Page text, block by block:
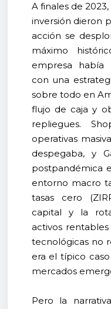
A finales de
inversión dieron
acción se
máximo
empresa había
con una
sobre todo en
flujo de caja y
repliegues.
operativas
despegaba, y
postpandémica
entorno macro
tasas cero
capital y la
activos
tecnológicas no
era el típico
mercados
Pero la